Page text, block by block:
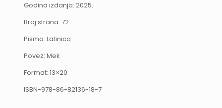
Godina izdanja: 2025.
Broj strana: 72
Pismo: Latinica
Povez: Mek
Format: 13×20
ISBN-978-86-82136-18-7